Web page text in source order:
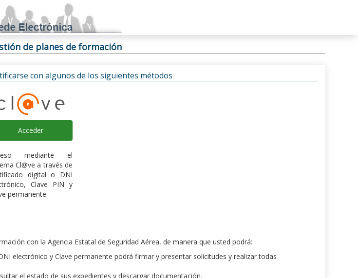
de planes de formación
con algunos de los siguientes métodos
Acceder
mediante el
Cl@ve a través de
digital o DNI
Clave PIN y
permanente.
con la Agencia Estatal de Seguridad Aérea, de manera que usted podrá:
electrónico y Clave permanente podrá firmar y presentar solicitudes y realizar todas
el estado de sus expedientes y descargar documentación.